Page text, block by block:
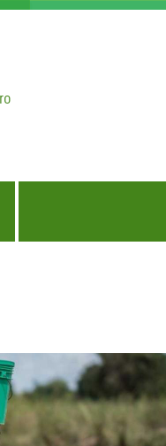
por la Crisis en
Climática y Alimentaria
Oriental